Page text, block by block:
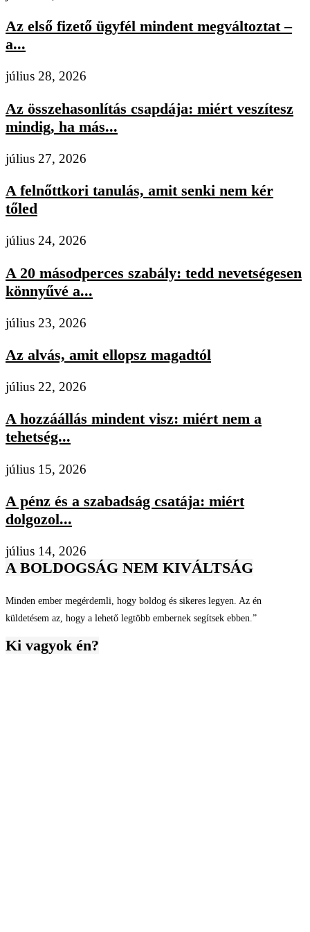
Az első fizető ügyfél mindent megváltoztat –
a...
július 28, 2026
Az összehasonlítás csapdája: miért veszítesz
mindig, ha más...
július 27, 2026
A felnőttkori tanulás, amit senki nem kér
tőled
július 24, 2026
A 20 másodperces szabály: tedd nevetségesen
könnyűvé a...
július 23, 2026
Az alvás, amit ellopsz magadtól
július 22, 2026
A hozzáállás mindent visz: miért nem a
tehetség...
július 15, 2026
A pénz és a szabadság csatája: miért
dolgozol...
július 14, 2026
A BOLDOGSÁG NEM KIVÁLTSÁG
Minden ember megérdemli, hogy boldog és sikeres legyen. Az én
küldetésem az, hogy a lehető legtöbb embernek segítsek ebben.”
Ki vagyok én?